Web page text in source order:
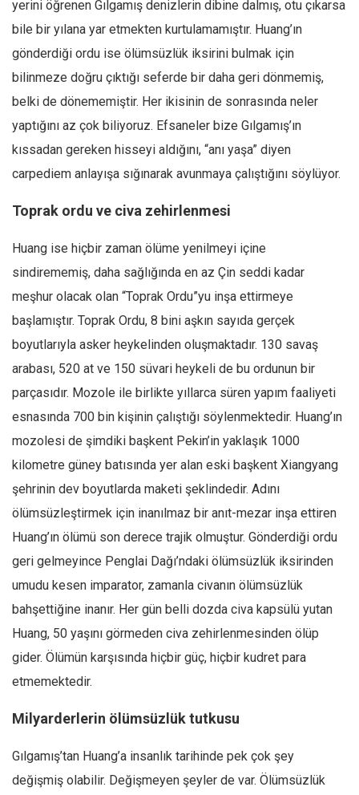
yerini öğrenen Gılgamış denizlerin dibine dalmış, otu çıkarsa
bile bir yılana yar etmekten kurtulamamıştır. Huang’ın
gönderdiği ordu ise ölümsüzlük iksirini bulmak için
bilinmeze doğru çıktığı seferde bir daha geri dönmemiş,
belki de dönememiştir. Her ikisinin de sonrasında neler
yaptığını az çok biliyoruz. Efsaneler bize Gılgamış’ın
kıssadan gereken hisseyi aldığını, “anı yaşa” diyen
carpediem anlayışa sığınarak avunmaya çalıştığını söylüyor.
Toprak ordu ve civa zehirlenmesi
Huang ise hiçbir zaman ölüme yenilmeyi içine
sindirememiş, daha sağlığında en az Çin seddi kadar
meşhur olacak olan “Toprak Ordu”yu inşa ettirmeye
başlamıştır. Toprak Ordu, 8 bini aşkın sayıda gerçek
boyutlarıyla asker heykelinden oluşmaktadır. 130 savaş
arabası, 520 at ve 150 süvari heykeli de bu ordunun bir
parçasıdır. Mozole ile birlikte yıllarca süren yapım faaliyeti
esnasında 700 bin kişinin çalıştığı söylenmektedir. Huang’ın
mozolesi de şimdiki başkent Pekin’in yaklaşık 1000
kilometre güney batısında yer alan eski başkent Xiangyang
şehrinin dev boyutlarda maketi şeklindedir. Adını
ölümsüzleştirmek için inanılmaz bir anıt-mezar inşa ettiren
Huang’ın ölümü son derece trajik olmuştur. Gönderdiği ordu
geri gelmeyince Penglai Dağı’ndaki ölümsüzlük iksirinden
umudu kesen imparator, zamanla civanın ölümsüzlük
bahşettiğine inanır. Her gün belli dozda civa kapsülü yutan
Huang, 50 yaşını görmeden civa zehirlenmesinden ölüp
gider. Ölümün karşısında hiçbir güç, hiçbir kudret para
etmemektedir.
Milyarderlerin ölümsüzlük tutkusu
Gılgamış’tan Huang’a insanlık tarihinde pek çok şey
değişmiş olabilir. Değişmeyen şeyler de var. Ölümsüzlük